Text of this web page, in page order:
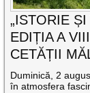
„ISTORIE
EDIȚIA A
CETĂȚII
Duminică, 2
în atmosfera